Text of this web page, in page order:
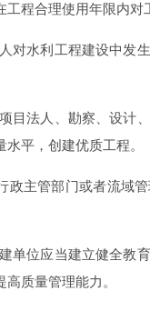
工程合理使用年限内对
对水利工程建设中发
目法人、勘察、设计
平，创建优质工程。
政主管部门或者流域
单位应当建立健全教
高质量管理能力。